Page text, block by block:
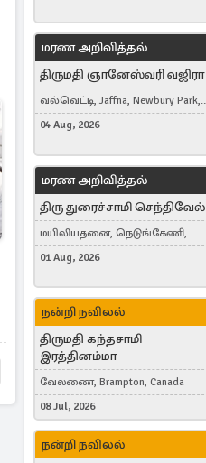
மரண அறிவித்தல்
திருமதி ஞானேஸ்வரி வஜிரா
வல்வெட்டி, Jaffna, Newbury Park,
United Kingdom
04 Aug, 2026
மரண அறிவித்தல்
திரு துரைச்சாமி செந்திவேல்
மயிலியதனை, நெடுங்கேணி,
கம்பர்மலை
01 Aug, 2026
நன்றி நவிலல்
திருமதி கந்தசாமி
இரத்தினம்மா
வேலணை, Brampton, Canada
08 Jul, 2026
நன்றி நவிலல்